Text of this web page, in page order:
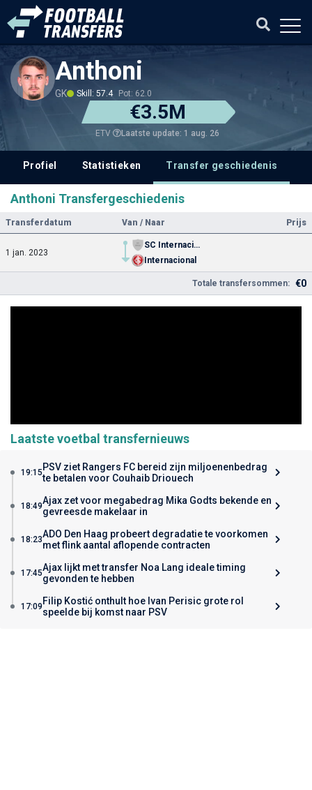
Anthoni
GK Skill: 57.4 Pot: 62.0
€3.5M
ETV Laatste update: 1 aug. 26
Profiel Statistieken Transfer geschiedenis
Anthoni Transfergeschiedenis
Transferdatum Van / Naar Prijs
1 jan. 2023
SC Internacional U20
Internacional
Totale transfersommen: €0
Laatste voetbal transfernieuws
19:15 PSV ziet Rangers FC bereid zijn miljoenenbedrag
te betalen voor Couhaib Driouech
18:49Ajax zet voor megabedrag Mika Godts bekende en
gevreesde makelaar in
18:23ADO Den Haag probeert degradatie te voorkomen
met flink aantal aflopende contracten
17:45Ajax lijkt met transfer Noa Lang ideale timing
gevonden te hebben
17:09 Filip Kostić onthult hoe Ivan Perisic grote rol
speelde bij komst naar PSV